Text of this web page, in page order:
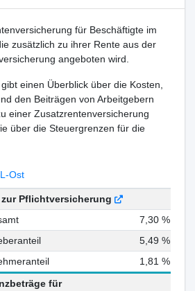
für Beschäftigte im
zusätzlich zu ihrer Rente aus der
angeboten wird.
einen Überblick über die Kosten,
den Beiträgen von Arbeitgebern
einer Zusatzrentenversicherung
über die Steuergrenzen für die
Ost
Pflichtversicherung
7,30 %
5,49 %
1,81 %
für